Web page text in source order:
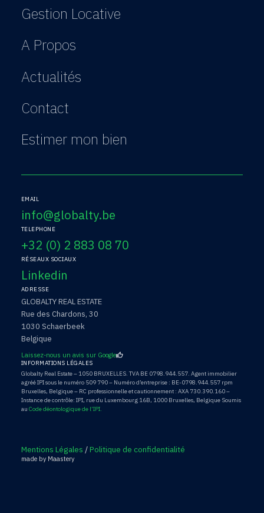
Gestion Locative
A Propos
Actualités
Contact
Estimer mon bien
EMAIL
info@globalty.be
TELEPHONE
+32 (0) 2 883 08 70
RÉSEAUX SOCIAUX
Linkedin
ADRESSE
GLOBALTY REAL ESTATE
Rue des Chardons, 30
1030 Schaerbeek
Belgique
Laissez-nous un avis sur Google
INFORMATIONS LÉGALES
Globalty Real Estate – 1050 BRUXELLES. TVA BE 0798.944.557. Agent immobilier
agréé IPI sous le numéro 509 790 – Numéro d’entreprise : BE-0798.944.557 rpm
Bruxelles, Belgique – RC professionnelle et cautionnement : AXA 730.390.160 –
Instance de contrôle: IPI, rue du Luxembourg 16B, 1000 Bruxelles, Belgique Soumis
au Code déontologique de l’IPI.
Mentions Légales /Politique de confidentialité
made by Maastery